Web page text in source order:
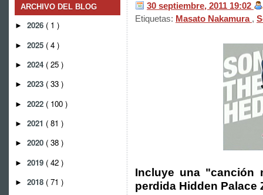
ARCHIVO DEL BLOG
► 2026 ( 1 )
► 2025 ( 4 )
► 2024 ( 25 )
► 2023 ( 33 )
► 2022 ( 100 )
► 2021 ( 81 )
► 2020 ( 38 )
► 2019 ( 42 )
► 2018 ( 71 )
30 septiembre, 2011 19:02
Etiquetas: Masato Nakamura ,
Incluye una "canción
perdida Hidden Palace